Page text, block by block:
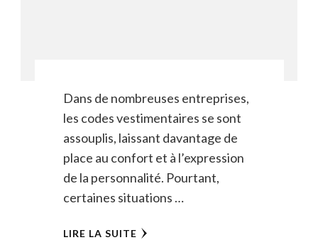
Dans de nombreuses entreprises,
les codes vestimentaires se sont
assouplis, laissant davantage de
place au confort et à l’expression
de la personnalité. Pourtant,
certaines situations …
LIRE LA SUITE